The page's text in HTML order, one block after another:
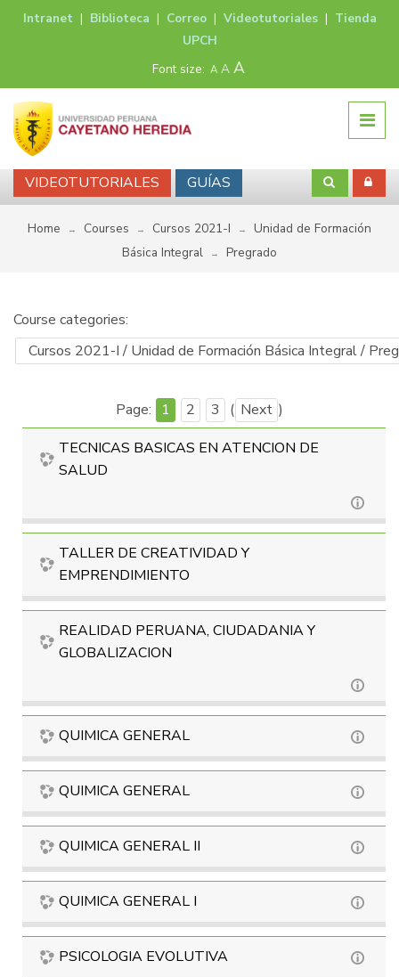
Intranet | Biblioteca | Correo| Videotutoriales| Tienda
UPCH
Font size: A A A
VIDEOTUTORIALES GUÍAS
Home → Courses → Cursos 2021-I →
Unidad de Formación
Básica Integral
→ Pregrado
Course categories:
Page: 1 2 3 ( Next )
TECNICAS BASICAS EN ATENCION DE
SALUD
TALLER DE CREATIVIDAD Y
EMPRENDIMIENTO
REALIDAD PERUANA, CIUDADANIA Y
GLOBALIZACION
QUIMICA GENERAL
QUIMICA GENERAL
QUIMICA GENERAL II
QUIMICA GENERAL I
PSICOLOGIA EVOLUTIVA